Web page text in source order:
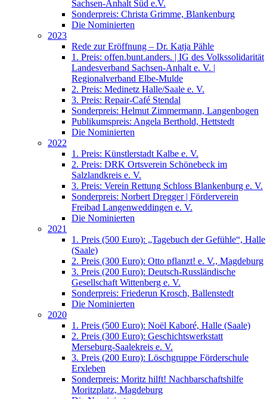
Sachsen-Anhalt Süd e.V.
Sonderpreis: Christa Grimme, Blankenburg
Die Nominierten
2023
Rede zur Eröffnung – Dr. Katja Pähle
1. Preis: offen.bunt.anders. | IG des Volkssolidarität
Landesverband Sachsen-Anhalt e. V. |
Regionalverband Elbe-Mulde
2. Preis: Medinetz Halle/Saale e. V.
3. Preis: Repair-Café Stendal
Sonderpreis: Helmut Zimmermann, Langenbogen
Publikumspreis: Angela Berthold, Hettstedt
Die Nominierten
2022
1. Preis: Künstlerstadt Kalbe e. V.
2. Preis: DRK Ortsverein Schönebeck im
Salzlandkreis e. V.
3. Preis: Verein Rettung Schloss Blankenburg e. V.
Sonderpreis: Norbert Dregger | Förderverein
Freibad Langenweddingen e. V.
Die Nominierten
2021
1. Preis (500 Euro): „Tagebuch der Gefühle“, Halle
(Saale)
2. Preis (300 Euro): Otto pflanzt! e. V., Magdeburg
3. Preis (200 Euro): Deutsch-Russländische
Gesellschaft Wittenberg e. V.
Sonderpreis: Friederun Krosch, Ballenstedt
Die Nominierten
2020
1. Preis (500 Euro): Noël Kaboré, Halle (Saale)
2. Preis (300 Euro): Geschichtswerkstatt
Merseburg-Saalekreis e. V.
3. Preis (200 Euro): Löschgruppe Förderschule
Erxleben
Sonderpreis: Moritz hilft! Nachbarschaftshilfe
Moritzplatz, Magdeburg